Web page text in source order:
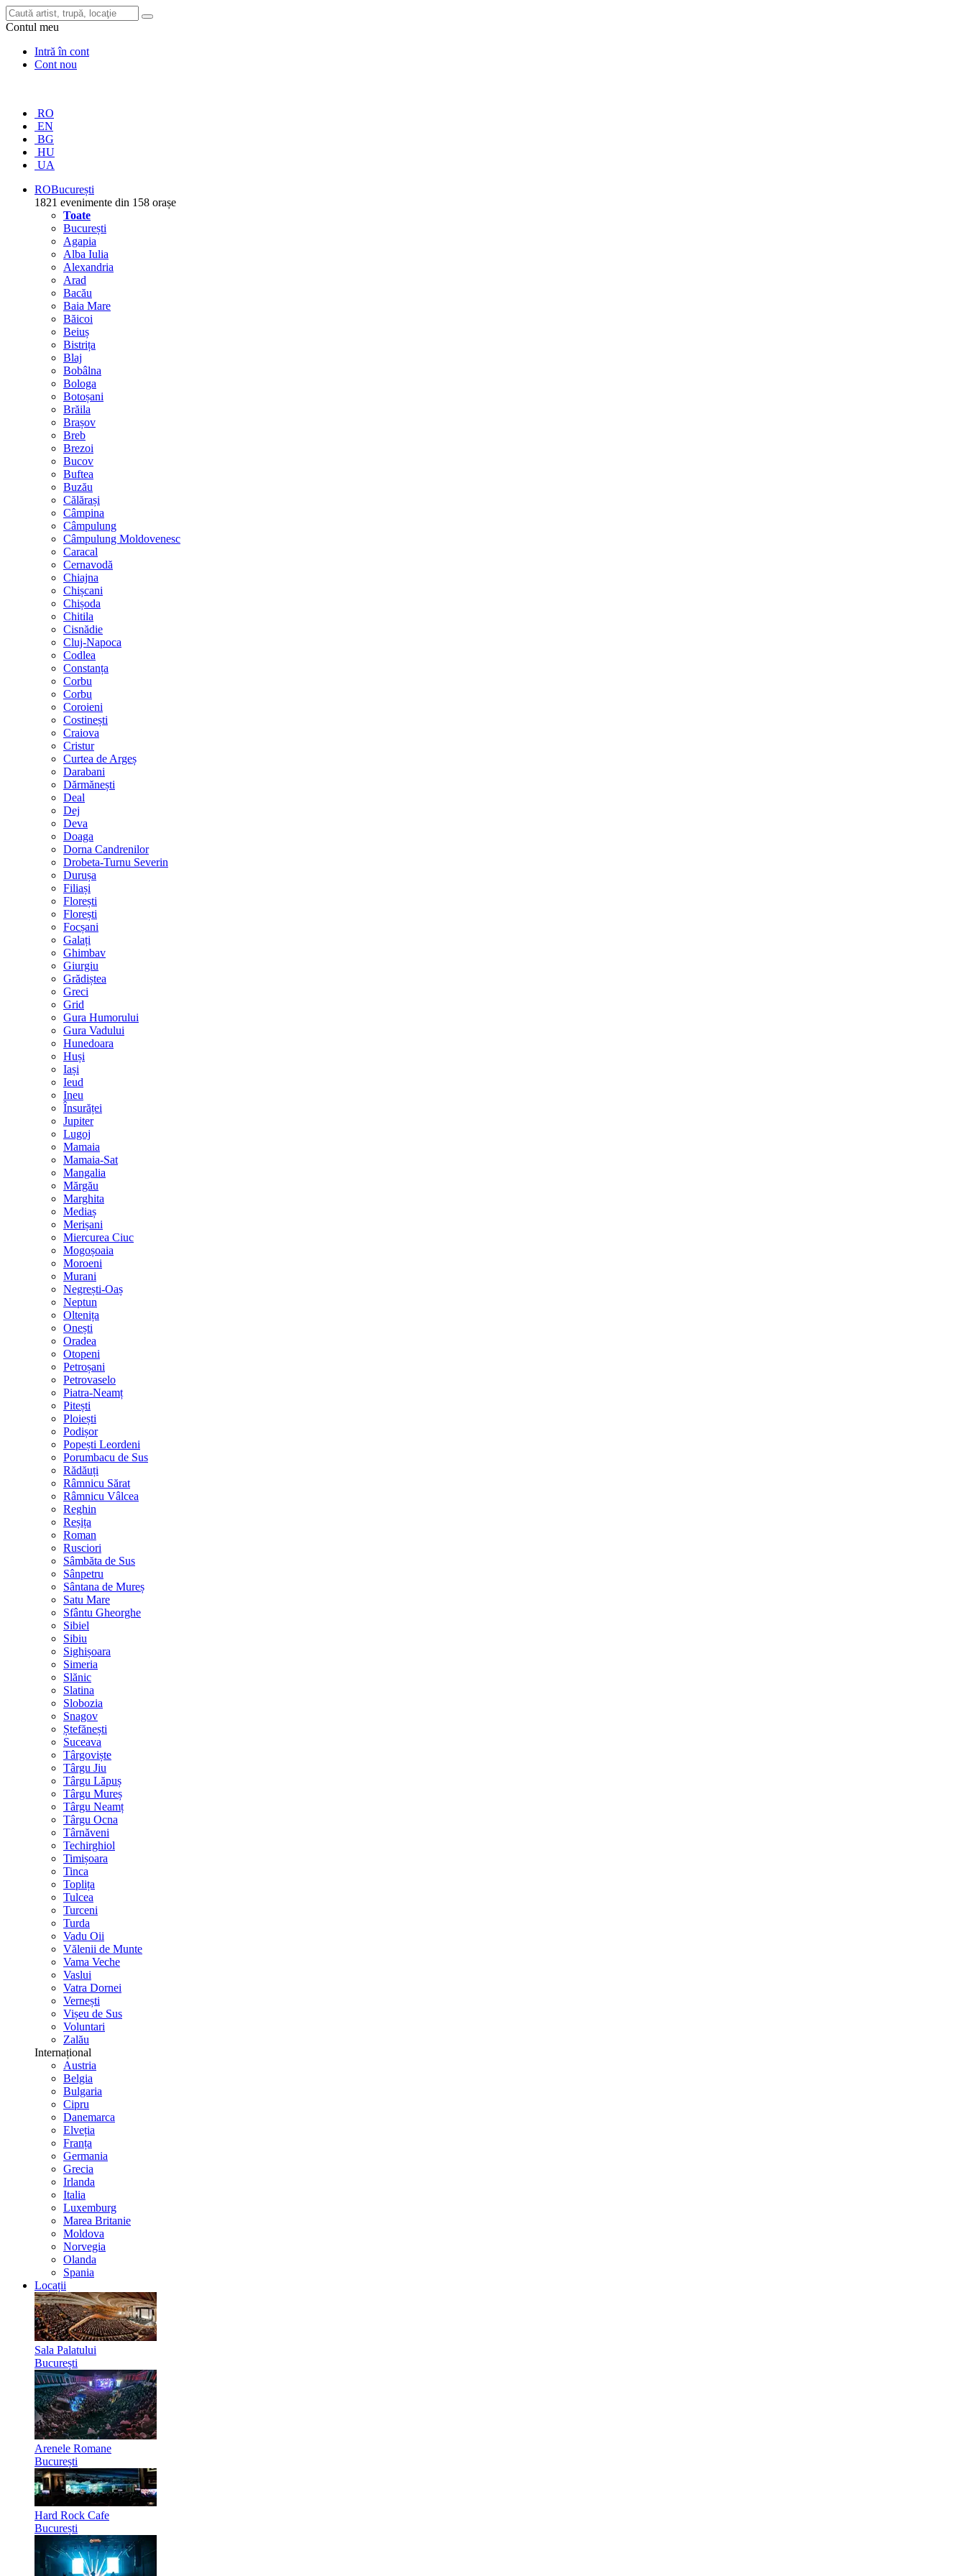
Contul meu
Intră în cont
Cont nou
RO
EN
BG
HU
UA
ROBucurești
1821 evenimente din 158 orașe
Toate
București
Agapia
Alba Iulia
Alexandria
Arad
Bacău
Baia Mare
Băicoi
Beiuș
Bistrița
Blaj
Bobâlna
Bologa
Botoșani
Brăila
Brașov
Breb
Brezoi
Bucov
Buftea
Buzău
Călărași
Câmpina
Câmpulung
Câmpulung Moldovenesc
Caracal
Cernavodă
Chiajna
Chișcani
Chișoda
Chitila
Cisnădie
Cluj-Napoca
Codlea
Constanța
Corbu
Corbu
Coroieni
Costinești
Craiova
Cristur
Curtea de Argeș
Darabani
Dărmănești
Deal
Dej
Deva
Doaga
Dorna Candrenilor
Drobeta-Turnu Severin
Durușa
Filiași
Florești
Florești
Focșani
Galați
Ghimbav
Giurgiu
Grădiștea
Greci
Grid
Gura Humorului
Gura Vadului
Hunedoara
Huși
Iași
Ieud
Ineu
Însurăței
Jupiter
Lugoj
Mamaia
Mamaia-Sat
Mangalia
Mărgău
Marghita
Mediaș
Merișani
Miercurea Ciuc
Mogoșoaia
Moroeni
Murani
Negrești-Oaș
Neptun
Oltenița
Onești
Oradea
Otopeni
Petroșani
Petrovaselo
Piatra-Neamț
Pitești
Ploiești
Podișor
Popești Leordeni
Porumbacu de Sus
Rădăuți
Râmnicu Sărat
Râmnicu Vâlcea
Reghin
Reșița
Roman
Rusciori
Sâmbăta de Sus
Sânpetru
Sântana de Mureș
Satu Mare
Sfântu Gheorghe
Sibiel
Sibiu
Sighișoara
Simeria
Slănic
Slatina
Slobozia
Snagov
Ștefănești
Suceava
Târgoviște
Târgu Jiu
Târgu Lăpuș
Târgu Mureș
Târgu Neamț
Târgu Ocna
Târnăveni
Techirghiol
Timișoara
Tinca
Toplița
Tulcea
Turceni
Turda
Vadu Oii
Vălenii de Munte
Vama Veche
Vaslui
Vatra Dornei
Vernești
Vișeu de Sus
Voluntari
Zalău
Internațional
Austria
Belgia
Bulgaria
Cipru
Danemarca
Elveția
Franța
Germania
Grecia
Irlanda
Italia
Luxemburg
Marea Britanie
Moldova
Norvegia
Olanda
Spania
Locații
Sala Palatului
București
Arenele Romane
București
Hard Rock Cafe
București